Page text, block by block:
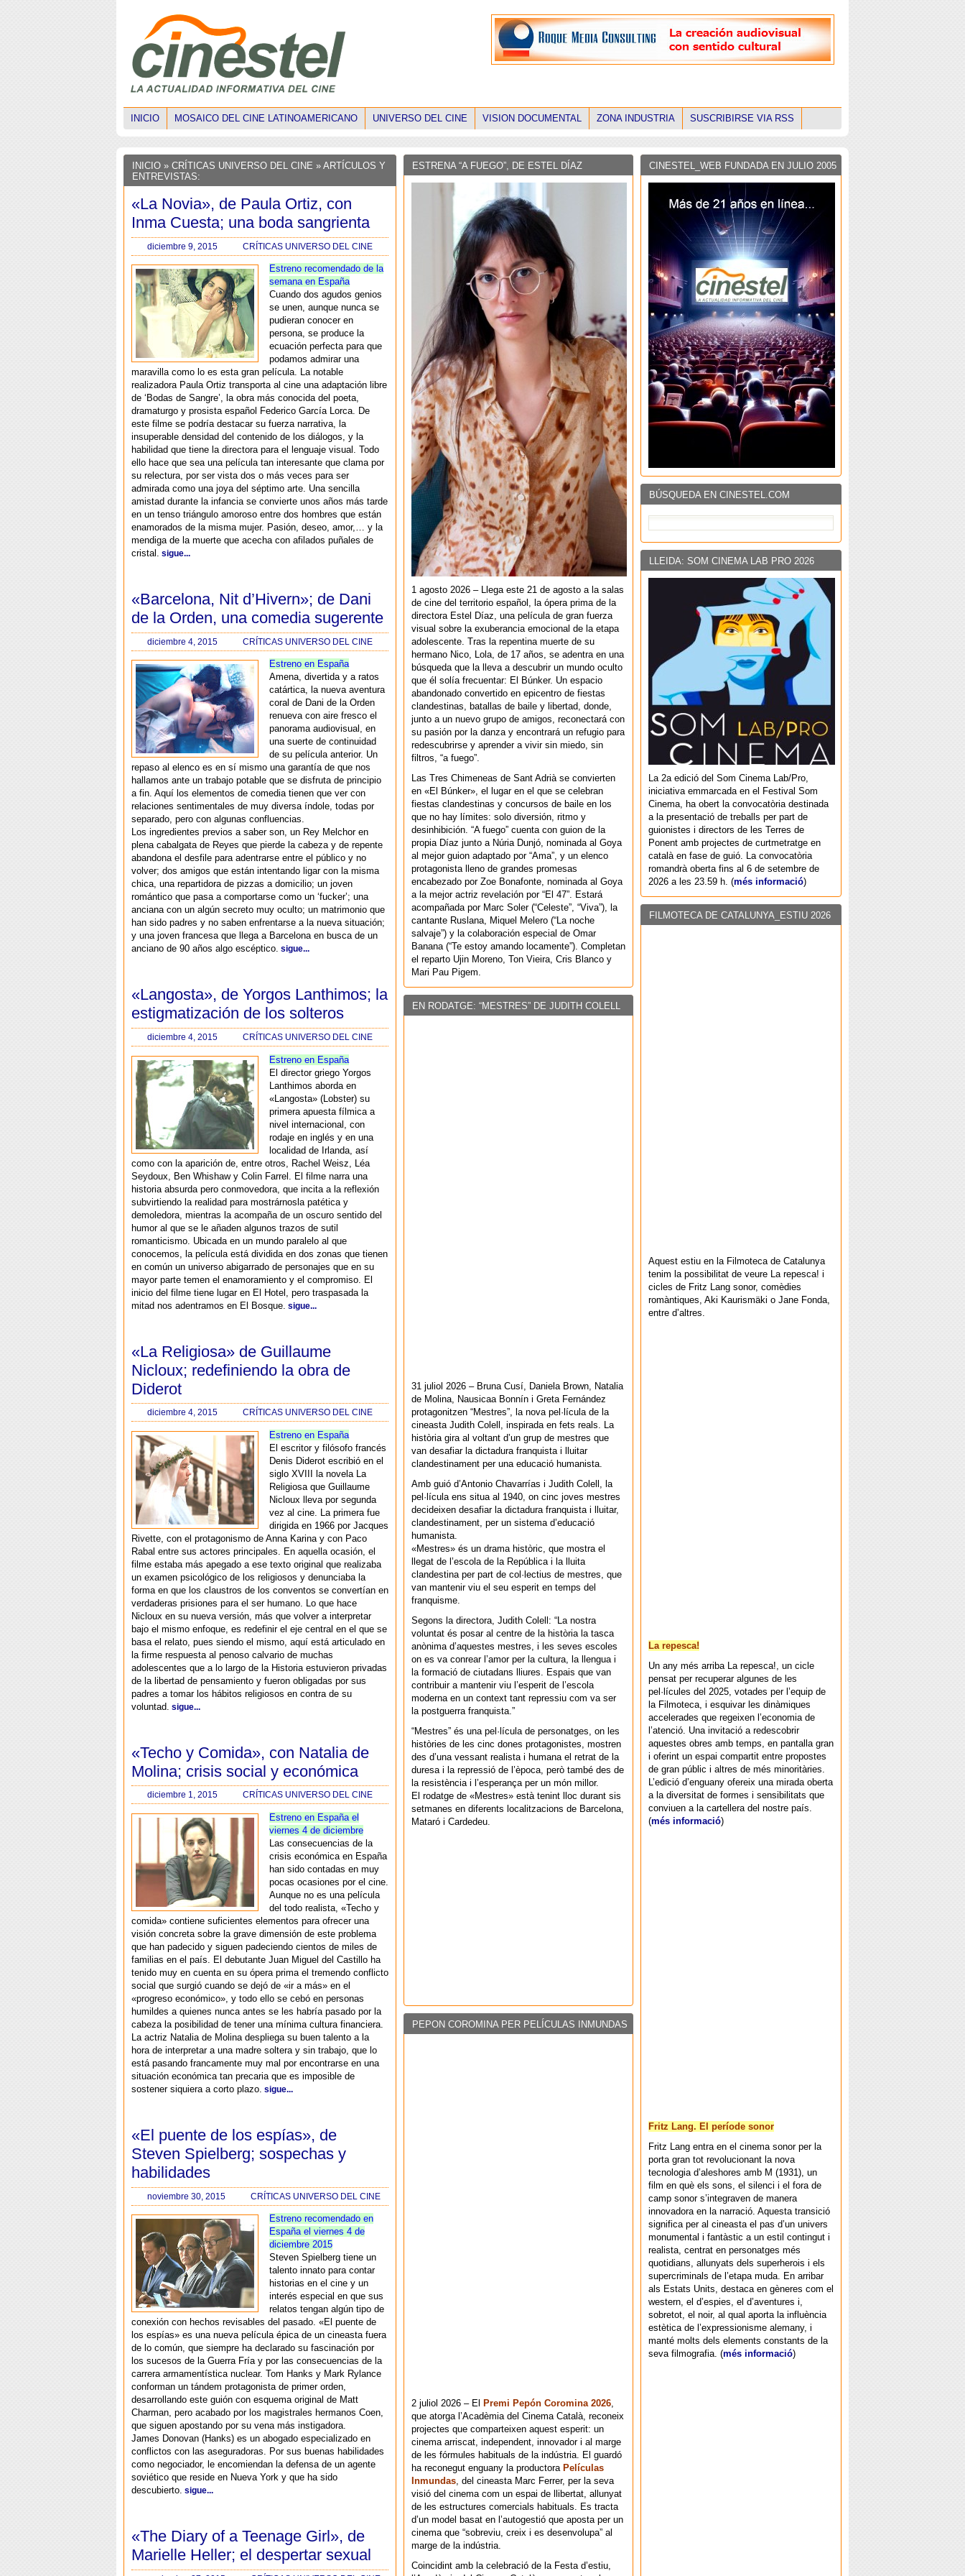
INICIO MOSAICO DEL CINE LATINOAMERICANO UNIVERSO DEL CINE VISION DOCUMENTAL ZONA INDUSTRIA SUSCRIBIRSE VIA RSS
INICIO » CRÍTICAS UNIVERSO DEL CINE » ARTÍCULOS Y
ENTREVISTAS:
«La Novia», de Paula Ortiz, con
Inma Cuesta; una boda sangrienta
diciembre 9, 2015 CRÍTICAS UNIVERSO DEL CINE
Estreno recomendado de la
semana en España
Cuando dos agudos genios
se unen, aunque nunca se
pudieran conocer en
persona, se produce la
ecuación perfecta para que
podamos admirar una
maravilla como lo es esta gran película. La notable
realizadora Paula Ortiz transporta al cine una adaptación libre
de ‘Bodas de Sangre’, la obra más conocida del poeta,
dramaturgo y prosista español Federico García Lorca. De
este filme se podría destacar su fuerza narrativa, la
insuperable densidad del contenido de los diálogos, y la
habilidad que tiene la directora para el lenguaje visual. Todo
ello hace que sea una película tan interesante que clama por
su relectura, por ser vista dos o más veces para ser
admirada como una joya del séptimo arte. Una sencilla
amistad durante la infancia se convierte unos años más tarde
en un tenso triángulo amoroso entre dos hombres que están
enamorados de la misma mujer. Pasión, deseo, amor,… y la
mendiga de la muerte que acecha con afilados puñales de
cristal. sigue...
«Barcelona, Nit d’Hivern»; de Dani
de la Orden, una comedia sugerente
diciembre 4, 2015 CRÍTICAS UNIVERSO DEL CINE
Estreno en España
Amena, divertida y a ratos
catártica, la nueva aventura
coral de Dani de la Orden
renueva con aire fresco el
panorama audiovisual, en
una suerte de continuidad
de su película anterior. Un
repaso al elenco es en sí mismo una garantía de que nos
hallamos ante un trabajo potable que se disfruta de principio
a fin. Aquí los elementos de comedia tienen que ver con
relaciones sentimentales de muy diversa índole, todas por
separado, pero con algunas confluencias.
Los ingredientes previos a saber son, un Rey Melchor en
plena cabalgata de Reyes que pierde la cabeza y de repente
abandona el desfile para adentrarse entre el público y no
volver; dos amigos que están intentando ligar con la misma
chica, una repartidora de pizzas a domicilio; un joven
romántico que pasa a comportarse como un ‘fucker’; una
anciana con un algún secreto muy oculto; un matrimonio que
han sido padres y no saben enfrentarse a la nueva situación;
y una joven francesa que llega a Barcelona en busca de un
anciano de 90 años algo escéptico. sigue...
«Langosta», de Yorgos Lanthimos; la
estigmatización de los solteros
diciembre 4, 2015 CRÍTICAS UNIVERSO DEL CINE
Estreno en España
El director griego Yorgos
Lanthimos aborda en
«Langosta» (Lobster) su
primera apuesta fílmica a
nivel internacional, con
rodaje en inglés y en una
localidad de Irlanda, así
como con la aparición de, entre otros, Rachel Weisz, Léa
Seydoux, Ben Whishaw y Colin Farrel . El filme narra una
historia absurda pero conmovedora, que incita a la reflexión
subvirtiendo la realidad para mostrárnosla patética y
demoledora, mientras la acompaña de un oscuro sentido del
humor al que se le añaden algunos trazos de sutil
romanticismo. Ubicada en un mundo paralelo al que
conocemos, la película está dividida en dos zonas que tienen
en común un universo abigarrado de personajes que en su
mayor parte temen el enamoramiento y el compromiso. El
inicio del filme tiene lugar en El Hotel, pero traspasada la
mitad nos adentramos en El Bosque. sigue...
«La Religiosa» de Guillaume
Nicloux; redefiniendo la obra de
Diderot
diciembre 4, 2015 CRÍTICAS UNIVERSO DEL CINE
Estreno en España
El escritor y filósofo francés
Denis Diderot escribió en el
siglo XVIII la novela La
Religiosa que Guillaume
Nicloux lleva por segunda
vez al cine. La primera fue
dirigida en 1966 por Jacques
Rivette, con el protagonismo de Anna Karina y con Paco
Rabal entre sus actores principales. En aquella ocasión, el
filme estaba más apegado a ese texto original que realizaba
un examen psicológico de los religiosos y denunciaba la
forma en que los claustros de los conventos se convertían en
verdaderas prisiones para el ser humano. Lo que hace
Nicloux en su nueva versión, más que volver a interpretar
bajo el mismo enfoque, es redefinir el eje central en el que se
basa el relato, pues siendo el mismo, aquí está articulado en
la firme respuesta al penoso calvario de muchas
adolescentes que a lo largo de la Historia estuvieron privadas
de la libertad de pensamiento y fueron obligadas por sus
padres a tomar los hábitos religiosos en contra de su
voluntad. sigue...
«Techo y Comida», con Natalia de
Molina; crisis social y económica
diciembre 1, 2015 CRÍTICAS UNIVERSO DEL CINE
Estreno en España el
viernes 4 de diciembre
Las consecuencias de la
crisis económica en España
han sido contadas en muy
pocas ocasiones por el cine.
Aunque no es una película
del todo realista, «Techo y
comida» contiene suficientes elementos para ofrecer una
visión concreta sobre la grave dimensión de este problema
que han padecido y siguen padeciendo cientos de miles de
familias en el país. El debutante Juan Miguel del Castillo ha
tenido muy en cuenta en su ópera prima el tremendo conflicto
social que surgió cuando se dejó de «ir a más» en el
«progreso económico», y todo ello se cebó en personas
humildes a quienes nunca antes se les habría pasado por la
cabeza la posibilidad de tener una mínima cultura financiera.
La actriz Natalia de Molina despliega su buen talento a la
hora de interpretar a una madre soltera y sin trabajo, que lo
está pasando francamente muy mal por encontrarse en una
situación económica tan precaria que es imposible de
sostener siquiera a corto plazo. sigue...
«El puente de los espías», de
Steven Spielberg; sospechas y
habilidades
noviembre 30, 2015 CRÍTICAS UNIVERSO DEL CINE
Estreno recomendado en
España el viernes 4 de
diciembre 2015
Steven Spielberg tiene un
talento innato para contar
historias en el cine y un
interés especial en que sus
relatos tengan algún tipo de
conexión con hechos revisables del pasado. «El puente de
los espías» es una nueva película épica de un cineasta fuera
de lo común, que siempre ha declarado su fascinación por
los sucesos de la Guerra Fría y por las consecuencias de la
carrera armamentística nuclear. Tom Hanks y Mark Rylance
conforman un tándem protagonista de primer orden,
desarrollando este guión con esquema original de Matt
Charman, pero acabado por los magistrales hermanos Coen,
que siguen apostando por su vena más instigadora.
James Donovan (Hanks) es un abogado especializado en
conflictos con las aseguradoras. Por sus buenas habilidades
como negociador, le encomiendan la defensa de un agente
soviético que reside en Nueva York y que ha sido
descubierto. sigue...
«The Diary of a Teenage Girl», de
Marielle Heller; el despertar sexual
CINESTEL_WEB FUNDADA EN JULIO 2005
BÚSQUEDA EN CINESTEL.COM
LLEIDA: SOM CINEMA LAB PRO 2026
La 2a edició del Som Cinema Lab/Pro,
iniciativa emmarcada en el Festival Som
Cinema, ha obert la convocatòria destinada
a la presentació de treballs per part de
guionistes i directors de les Terres de
Ponent amb projectes de curtmetratge en
català en fase de guió. La convocatòria
romandrà oberta fins al 6 de setembre de
2026 a les 23.59 h. (més informació)
FILMOTECA DE CATALUNYA_ESTIU 2026
Aquest estiu en la Filmoteca de Catalunya
tenim la possibilitat de veure La repesca! i
cicles de Fritz Lang sonor, comèdies
romàntiques, Aki Kaurismäki o Jane Fonda,
entre d’altres.
La repesca!
Un any més arriba La repesca!, un cicle
pensat per recuperar algunes de les
pel·lícules del 2025, votades per l’equip de
la Filmoteca, i esquivar les dinàmiques
accelerades que regeixen l’economia de
l’atenció. Una invitació a redescobrir
aquestes obres amb temps, en pantalla gran
i oferint un espai compartit entre propostes
de gran públic i altres de més minoritàries.
L’edició d’enguany ofereix una mirada oberta
a la diversitat de formes i sensibilitats que
conviuen a la cartellera del nostre país.
(més informació)
Fritz Lang. El període sonor
Fritz Lang entra en el cinema sonor per la
porta gran tot revolucionant la nova
tecnologia d’aleshores amb M (1931), un
film en què els sons, el silenci i el fora de
camp sonor s’integraven de manera
innovadora en la narració. Aquesta transició
significa per al cineasta el pas d’un univers
monumental i fantàstic a un estil contingut i
realista, centrat en personatges més
quotidians, allunyats dels superherois i els
supercriminals de l’etapa muda. En arribar
als Estats Units, destaca en gèneres com el
western, el d’espies, el d’aventures i,
sobretot, el noir, al qual aporta la influència
estètica de l’expressionisme alemany, i
manté molts dels elements constants de la
seva filmografia. (més informació)
ESTRENA “A FUEGO”, DE ESTEL DÍAZ
1 agosto 2026 – Llega este 21 de agosto a la salas
de cine del territorio español, la ópera prima de la
directora Estel Díaz, una película de gran fuerza
visual sobre la exuberancia emocional de la etapa
adolescente. Tras la repentina muerte de su
hermano Nico, Lola, de 17 años, se adentra en una
búsqueda que la lleva a descubrir un mundo oculto
que él solía frecuentar: El Búnker. Un espacio
abandonado convertido en epicentro de fiestas
clandestinas, batallas de baile y libertad, donde,
junto a un nuevo grupo de amigos, reconectará con
su pasión por la danza y encontrará un refugio para
redescubrirse y aprender a vivir sin miedo, sin
filtros, “a fuego”.
Las Tres Chimeneas de Sant Adrià se convierten
en «El Búnker», el lugar en el que se celebran
fiestas clandestinas y concursos de baile en los
que no hay límites: solo diversión, ritmo y
desinhibición. “A fuego” cuenta con guion de la
propia Díaz junto a Núria Dunjó, nominada al Goya
al mejor guion adaptado por “Ama”, y un elenco
protagonista lleno de grandes promesas
encabezado por Zoe Bonafonte, nominada al Goya
a la mejor actriz revelación por “El 47”. Estará
acompañada por Marc Soler (“Celeste”, “Viva”), la
cantante Ruslana, Miquel Melero (“La noche
salvaje”) y la colaboración especial de Omar
Banana (“Te estoy amando locamente”). Completan
el reparto Ujin Moreno, Ton Vieira, Cris Blanco y
Mari Pau Pigem.
EN RODATGE: “MESTRES” DE JUDITH COLELL
31 juliol 2026 – Bruna Cusí, Daniela Brown, Natalia
de Molina, Nausicaa Bonnín i Greta Fernández
protagonitzen “Mestres”, la nova pel·lícula de la
cineasta Judith Colell, inspirada en fets reals. La
història gira al voltant d’un grup de mestres que
van desafiar la dictadura franquista i lluitar
clandestinament per una educació humanista.
Amb guió d’Antonio Chavarrías i Judith Colell, la
pel·lícula ens situa al 1940, on cinc joves mestres
decideixen desafiar la dictadura franquista i lluitar,
clandestinament, per un sistema d’educació
humanista.
«Mestres» és un drama històric, que mostra el
llegat de l’escola de la República i la lluita
clandestina per part de col·lectius de mestres, que
van mantenir viu el seu esperit en temps del
franquisme.
Segons la directora, Judith Colell: “La nostra
voluntat és posar al centre de la història la tasca
anònima d’aquestes mestres, i les seves escoles
on es va conrear l’amor per la cultura, la llengua i
la formació de ciutadans lliures. Espais que van
contribuir a mantenir viu l’esperit de l’escola
moderna en un context tant repressiu com va ser
la postguerra franquista.”
“Mestres” és una pel·lícula de personatges, on les
històries de les cinc dones protagonistes, mostren
des d’una vessant realista i humana el retrat de la
duresa i la repressió de l’època, però també des de
la resistència i l’esperança per un món millor.
El rodatge de «Mestres» està tenint lloc durant sis
setmanes en diferents localitzacions de Barcelona,
Mataró i Cardedeu.
PEPON COROMINA PER PELÍCULAS INMUNDAS
2 juliol 2026 – El Premi Pepón Coromina 2026,
que atorga l’Acadèmia del Cinema Català, reconeix
projectes que comparteixen aquest esperit: un
cinema arriscat, independent, innovador i al marge
de les fórmules habituals de la indústria. El guardó
ha reconegut enguany la productora Películas
Inmundas, del cineasta Marc Ferrer, per la seva
visió del cinema com un espai de llibertat, allunyat
de les estructures comercials habituals. Es tracta
d’un model basat en l’autogestió que aposta per un
cinema que “sobreviu, creix i es desenvolupa” al
marge de la indústria.
Coincidint amb la celebració de la Festa d’estiu,